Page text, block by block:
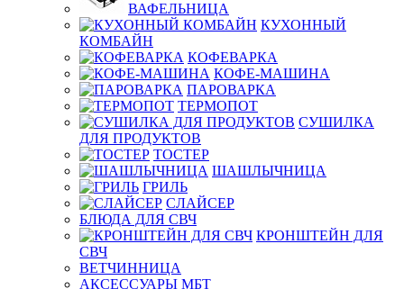
ВАФЕЛЬНИЦА
КУХОННЫЙ
КОМБАЙН
КОФЕВАРКА
КОФЕ-МАШИНА
ПАРОВАРКА
ТЕРМОПОТ
СУШИЛКА
ДЛЯ ПРОДУКТОВ
ТОСТЕР
ШАШЛЫЧНИЦА
ГРИЛЬ
СЛАЙСЕР
БЛЮДА ДЛЯ СВЧ
КРОНШТЕЙН ДЛЯ
СВЧ
ВЕТЧИННИЦА
АКСЕССУАРЫ МБТ